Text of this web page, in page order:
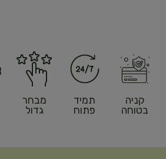
קניה
בטוחה
תמיד
פתוח
מבחר
גדול